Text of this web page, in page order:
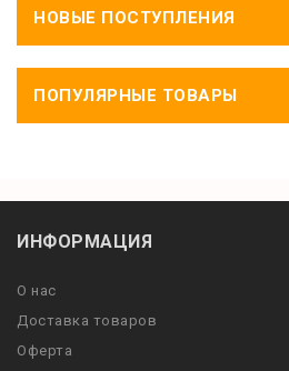
НОВЫЕ ПОСТУПЛЕНИЯ
ПОПУЛЯРНЫЕ ТОВАРЫ
ИНФОРМАЦИЯ
О нас
Доставка товаров
Оферта